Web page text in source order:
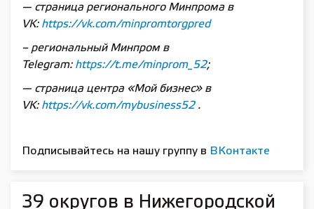
— страница регионального Минпрома в
VK: https://vk.com/minpromtorgpred
– региональный Минпром в
Telegram: https://t.me/minprom_52;
— страница центра «Мой бизнес» в
VK: https://vk.com/mybusiness52.
Подписывайтесь на нашу группу в ВКонтакте
39 округов в Нижегородской